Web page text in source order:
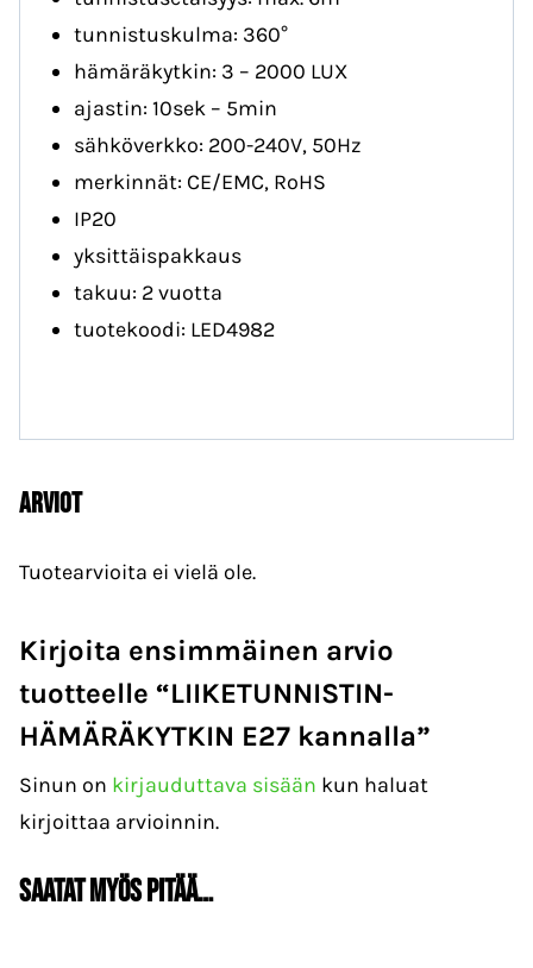
tunnistuskulma: 360°
hämäräkytkin: 3 – 2000 LUX
ajastin: 10sek – 5min
sähköverkko: 200-240V, 50Hz
merkinnät: CE/EMC, RoHS
IP20
yksittäispakkaus
takuu: 2 vuotta
tuotekoodi: LED4982
Arviot
Tuotearvioita ei vielä ole.
Kirjoita ensimmäinen arvio
tuotteelle “LIIKETUNNISTIN-
HÄMÄRÄKYTKIN E27 kannalla”
Sinun on kirjauduttava sisään kun haluat
kirjoittaa arvioinnin.
Saatat myös pitää…